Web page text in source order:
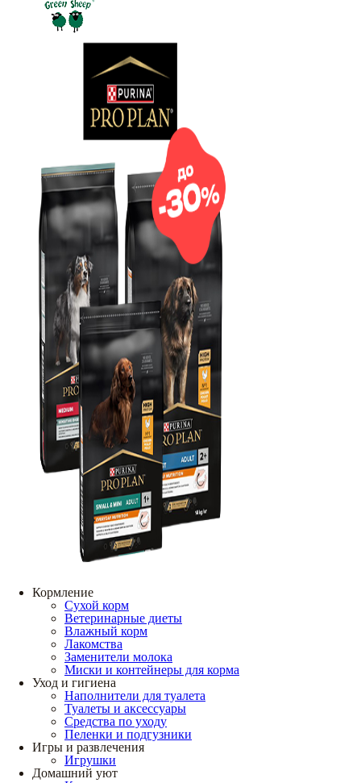
Кормление
Сухой корм
Ветеринарные диеты
Влажный корм
Лакомства
Заменители молока
Миски и контейнеры для корма
Уход и гигиена
Наполнители для туалета
Туалеты и аксессуары
Средства по уходу
Пеленки и подгузники
Игры и развлечения
Игрушки
Домашний уют